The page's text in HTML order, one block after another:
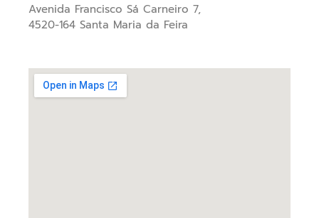
Avenida Francisco Sá Carneiro 7,
4520-164 Santa Maria da Feira